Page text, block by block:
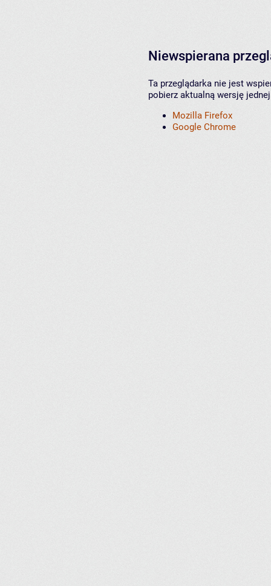
Niewspierana
Ta przeglądarka nie jest
pobierz aktualną wersję
Mozilla Firefox
Google Chrome